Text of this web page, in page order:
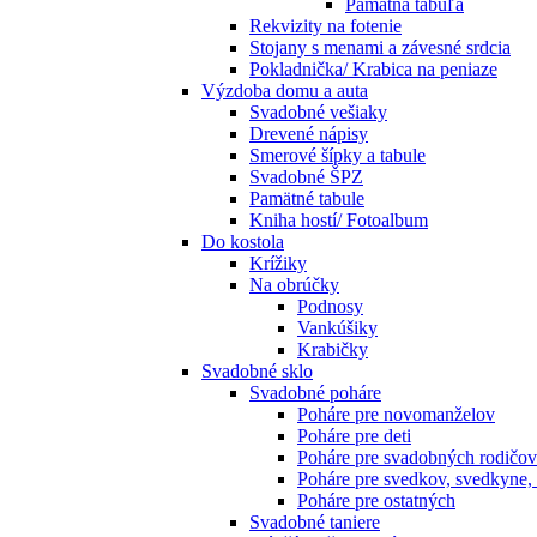
Pamätná tabuľa
Rekvizity na fotenie
Stojany s menami a závesné srdcia
Pokladnička/ Krabica na peniaze
Výzdoba domu a auta
Svadobné vešiaky
Drevené nápisy
Smerové šípky a tabule
Svadobné ŠPZ
Pamätné tabule
Kniha hostí/ Fotoalbum
Do kostola
Krížiky
Na obrúčky
Podnosy
Vankúšiky
Krabičky
Svadobné sklo
Svadobné poháre
Poháre pre novomanželov
Poháre pre deti
Poháre pre svadobných rodičov
Poháre pre svedkov,
Poháre pre ostatných
Svadobné taniere